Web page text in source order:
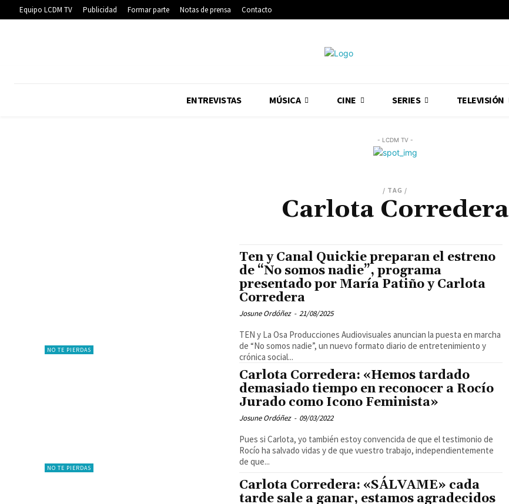
Equipo LCDM TV Publicidad Formar parte Notas de prensa Contacto
ENTREVISTAS MÚSICA CINE SERIES TELEVISIÓN
- LCDM TV -
/ TAG /
Carlota Corredera
NO TE PIERDAS
Ten y Canal Quickie preparan el estreno
de “No somos nadie”, programa
presentado por María Patiño y Carlota
Corredera
Josune Ordóñez - 21/08/2025
TEN y La Osa Producciones Audiovisuales anuncian la puesta en marcha
de “No somos nadie”, un nuevo formato diario de entretenimiento y
crónica social...
NO TE PIERDAS
Carlota Corredera: «Hemos tardado
demasiado tiempo en reconocer a Rocío
Jurado como Icono Feminista»
Josune Ordóñez - 09/03/2022
Pues si Carlota, yo también estoy convencida de que el testimonio de
Rocío ha salvado vidas y de que vuestro trabajo, independientemente
de que...
Carlota Corredera: «SÁLVAME» cada
tarde sale a ganar, estamos agradecidos